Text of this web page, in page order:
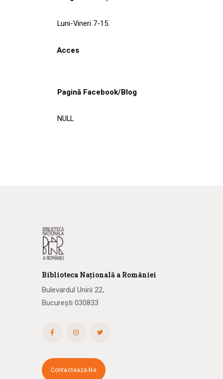
Luni-Vineri 7-15.
Acces
Pagină Facebook/Blog
NULL
Biblioteca Națională a României
Bulevardul Unirii 22,
București 030833
Contactează-Ne